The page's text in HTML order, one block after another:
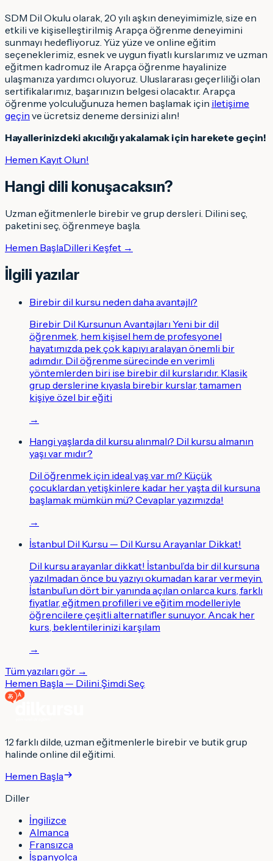
SDM Dil Okulu olarak, 20 yılı aşkın deneyimimizle, size en
etkili ve kişiselleştirilmiş Arapça öğrenme deneyimini
sunmayı hedefliyoruz. Yüz yüze ve online eğitim
seçeneklerimiz, esnek ve uygun fiyatlı kurslarımız ve uzman
eğitmen kadromuz ile Arapça öğrenme hayalinize
ulaşmanıza yardımcı oluyoruz. Uluslararası geçerliliği olan
sertifikalarımız, başarınızın belgesi olacaktır. Arapça
öğrenme yolculuğunuza hemen başlamak için iletişime
geçin ve ücretsiz deneme dersinizi alın!
Hayallerinizdeki akıcılığı yakalamak için harekete geçin!
Hemen Kayıt Olun!
Hangi dili konuşacaksın?
Uzman eğitmenlerle birebir ve grup dersleri. Dilini seç,
paketini seç, öğrenmeye başla.
Hemen BaşlaDilleri Keşfet →
İlgili yazılar
Birebir dil kursu neden daha avantajlı?
Birebir Dil Kursunun Avantajları Yeni bir dil
öğrenmek, hem kişisel hem de profesyonel
hayatımızda pek çok kapıyı aralayan önemli bir
adımdır. Dil öğrenme sürecinde en verimli
yöntemlerden biri ise birebir dil kurslarıdır. Klasik
grup derslerine kıyasla birebir kurslar, tamamen
kişiye özel bir eğiti
→
Hangi yaşlarda dil kursu alınmalı? Dil kursu almanın
yaşı var mıdır?
Dil öğrenmek için ideal yaş var mı? Küçük
çocuklardan yetişkinlere kadar her yaşta dil kursuna
başlamak mümkün mü? Cevaplar yazımızda!
→
İstanbul Dil Kursu — Dil Kursu Arayanlar Dikkat!
Dil kursu arayanlar dikkat! İstanbul’da bir dil kursuna
yazılmadan önce bu yazıyı okumadan karar vermeyin.
İstanbul’un dört bir yanında açılan onlarca kurs, farklı
fiyatlar, eğitmen profilleri ve eğitim modelleriyle
öğrencilere çeşitli alternatifler sunuyor. Ancak her
kurs, beklentilerinizi karşılam
→
Tüm yazıları gör →
Hemen Başla — Dilini Şimdi Seç
12 farklı dilde, uzman eğitmenlerle birebir ve butik grup
halinde online dil eğitimi.
Hemen Başla
Diller
İngilizce
Almanca
Fransızca
İspanyolca